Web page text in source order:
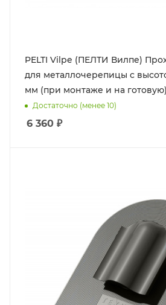
PELTI Vilpe (ПЕЛТИ Вилпе)
для металлочерепицы c
мм (при монтаже и на готовую)
Достаточно (менее 10)
6 360 ₽